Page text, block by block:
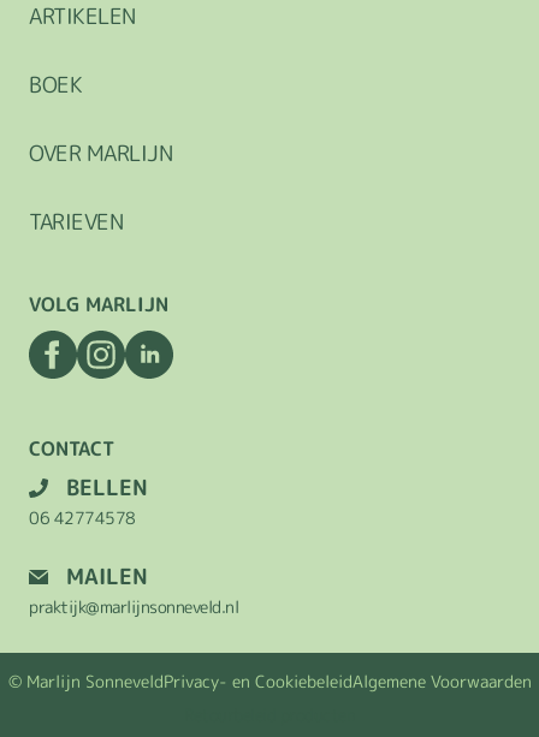
ARTIKELEN
BOEK
OVER MARLIJN
TARIEVEN
VOLG MARLIJN
CONTACT
BELLEN
06 42774578
MAILEN
praktijk@marlijnsonneveld.nl
© Marlijn SonneveldPrivacy- en CookiebeleidAlgemene Voorwaarden